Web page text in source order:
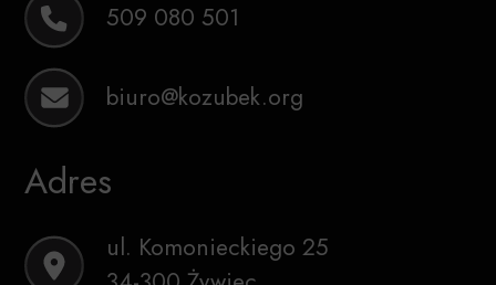
509 080 501
biuro@kozubek.org
Adres
ul. Komonieckiego 25